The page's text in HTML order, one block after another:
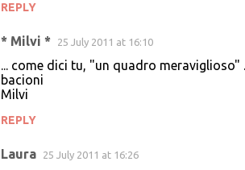
REPLY
* Milvi * 25 July 2011 at 16:10
... come dici tu, "un quadro meraviglioso"
bacioni
Milvi
REPLY
Laura 25 July 2011 at 16:26